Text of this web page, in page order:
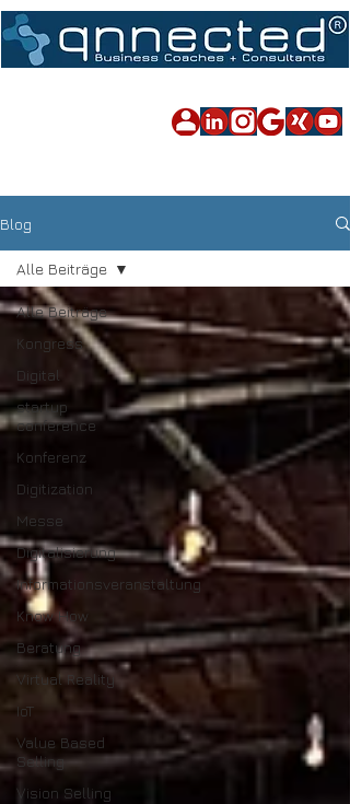
Blog
Alle Beiträge
Kongress
Digital
startup
conference
Konferenz
Digitization
Messe
Digitalisierung
Informationsveranstaltung
Know How
Beratung
Virtual Reality
IoT
Value Based
Selling
Vision Selling
Alle Beiträge